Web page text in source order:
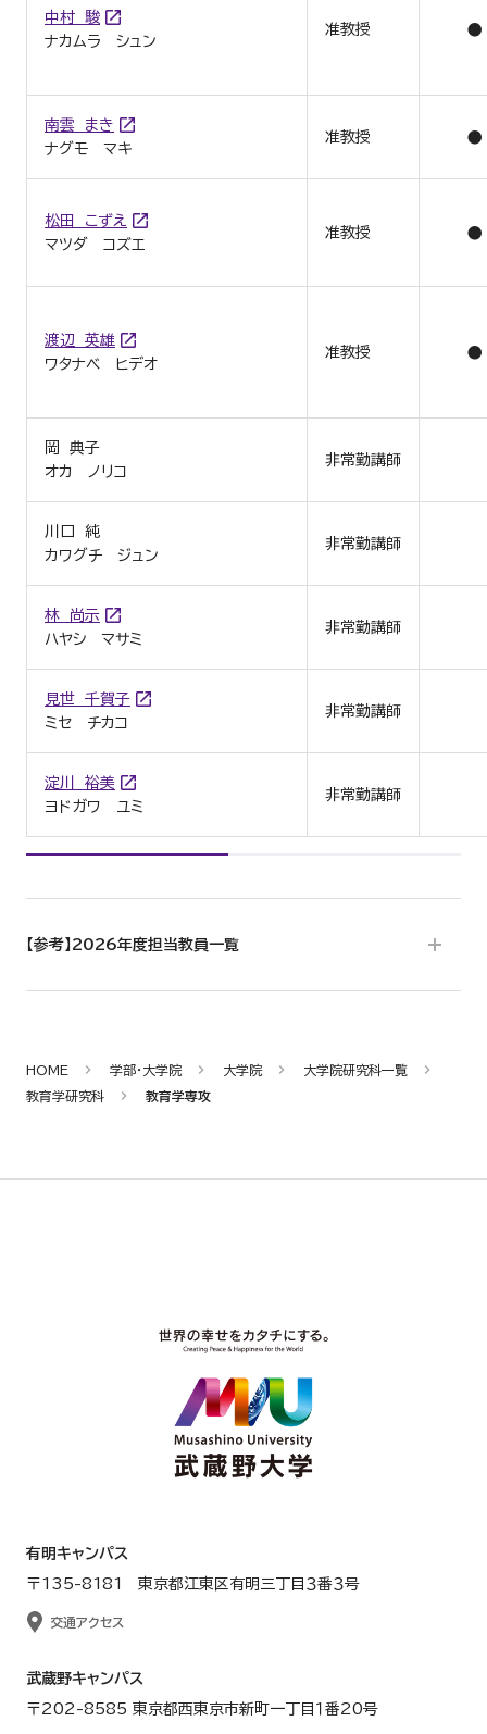
中村 駿
ナカムラ シュン
准教授 ●
南雲 まき
ナグモ マキ
准教授 ●
松田 こずえ
マツダ コズエ
准教授 ●
渡辺 英雄
ワタナベ ヒデオ
准教授 ●
岡 典子
オカ ノリコ
非常勤講師
川口 純
カワグチ ジュン
非常勤講師
林 尚示
ハヤシ マサミ
非常勤講師
見世 千賀子
ミセ チカコ
非常勤講師
淀川 裕美
ヨドガワ ユミ
非常勤講師
【参考】2026年度担当教員一覧
HOME 学部・大学院 大学院
大学院研究科一覧
教育学研究科
教育学専攻
有明キャンパス
〒135-8181 東京都江東区有明三丁目３番３号
交通アクセス
武蔵野キャンパス
〒202-8585 東京都西東京市新町一丁目１番20号